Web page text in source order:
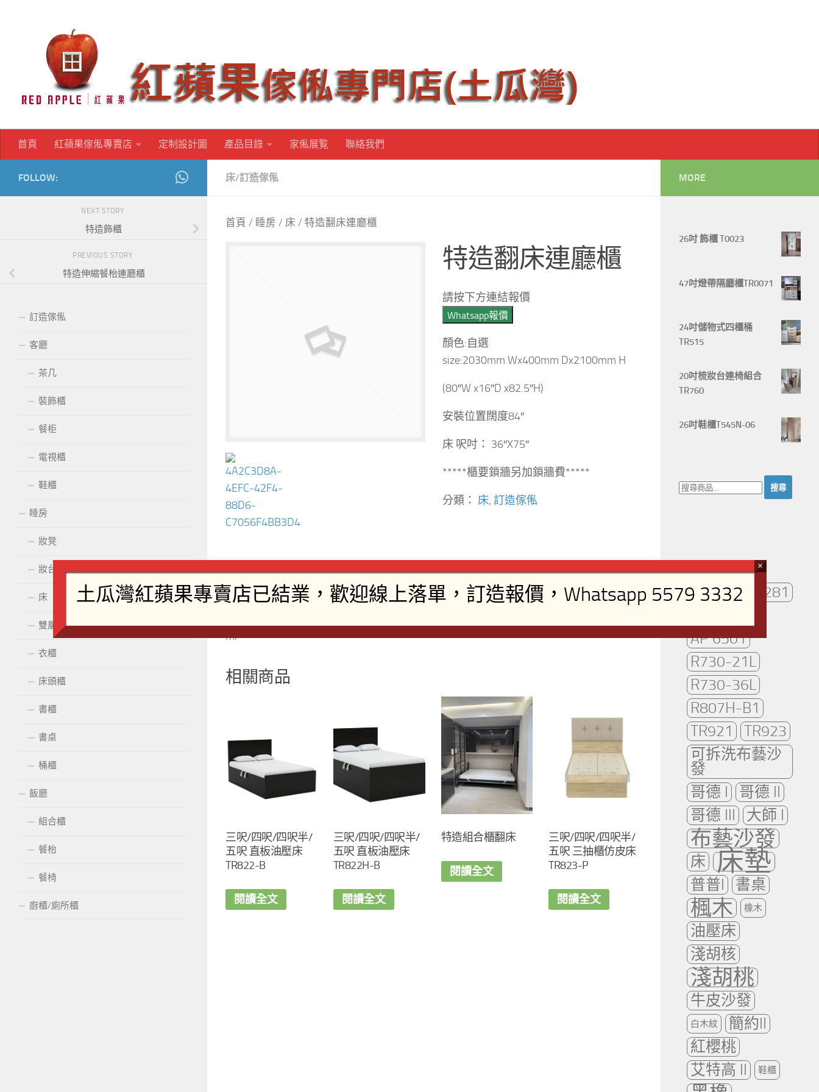
首頁 紅蘋果傢俬專賣店 定制設計圖 產品目錄 家俬展覧 聯絡我們
床/訂造傢俬
首頁 / 睡房 / 床 / 特造翻床連廳櫃
特造翻床連廳櫃
請按下方連結報價
Whatsapp報價
顏色:自選
size:2030mm Wx400mm Dx2100mm H
(80″W x16″D x82.5″H)
安裝位置闊度84″
床 呎吋： 36″X75″
*****櫃要鎖牆另加鎖牆費*****
分類： 床, 訂造傢俬
商品說明
商品說明
mr
相關商品
三呎/四呎/四呎半/
五呎 直板油壓床
TR822-B
閱讀全文
三呎/四呎/四呎半/
五呎 直板油壓床
TR822H-B
閱讀全文
特造組合櫃翻床
閱讀全文
三呎/四呎/四呎半/
五呎 三抽櫃仿皮床
TR823-P
閱讀全文
FOLLOW:
NEXT STORY
特造飾櫃
PREVIOUS STORY
特造伸縮餐枱連廳櫃
訂造傢俬
客廳
茶几
裝飾櫃
餐柜
電視櫃
鞋櫃
睡房
妝凳
妝台配鏡
床
雙層床
衣櫃
床頭櫃
書櫃
書桌
桶櫃
飯廳
組合櫃
餐枱
餐椅
廚櫃/廁所櫃
MORE
26吋 飾櫃 T0023
47吋燈帶隔廳櫃TR0071
24吋儲物式四櫃桶
TR515
20吋梳妝台連椅組合
TR760
26吋鞋櫃T545N-06
搜
尋：
AP261
AP281
AP 6501
R730-21L
R730-36L
R807H-B1
TR921
TR923
可拆洗布藝沙
發
哥德 I
哥德 II
哥德 III
大師 I
布藝沙發
床 床墊
普普I 書桌
楓木 橡木
油壓床
淺胡核
淺胡桃
牛皮沙發
白木紋
簡約II
紅櫻桃
艾特高 II
鞋櫃